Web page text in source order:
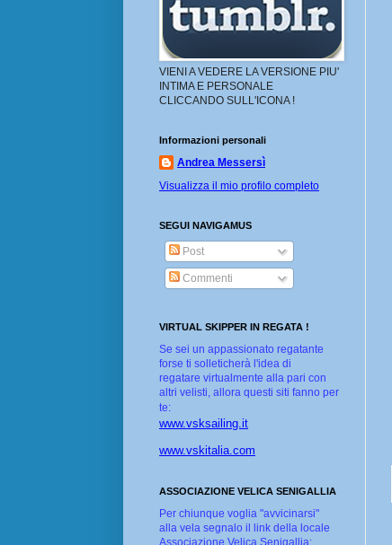
VIENI A VEDERE LA VERSIONE PIU'
INTIMA E PERSONALE
CLICCANDO SULL'ICONA !
Informazioni personali
Andrea Messersì
Visualizza il mio profilo completo
SEGUI NAVIGAMUS
Post
Commenti
VIRTUAL SKIPPER IN REGATA !
Se sei un appassionato regatante
forse ti solleticherà l'idea di
regatare virtualmente alla pari con
altri velisti, allora questi siti fanno per
te:
www.vsksailing.it
www.vskitalia.com
ASSOCIAZIONE VELICA SENIGALLIA
Per chiunque voglia "avvicinarsi"
alla vela segnalo il link della locale
Associazione Velica Senigallia: